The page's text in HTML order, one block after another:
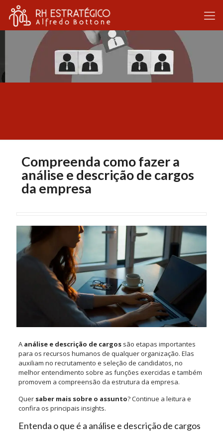
Compreenda como fazer a
análise e descrição de cargos
da empresa
A análise e descrição de cargossão etapas importantes
para os recursos humanos de qualquer organização. Elas
auxiliam no recrutamento e seleção de candidatos, no
melhor entendimento sobre as funções exercidas e também
promovem a compreensão da estrutura da empresa.
Quer saber mais sobre o assunto? Continue a leitura e
confira os principais insights.
Entenda o que é a análise e descrição de cargos